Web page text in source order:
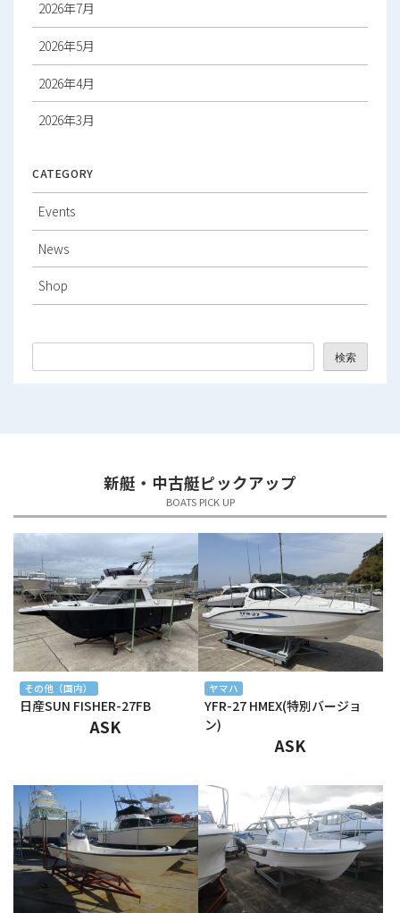
2026年7月
2026年5月
2026年4月
2026年3月
2026年1月
2025年12月
2025年11月
2025年10月
2025年9月
2025年4月
2025年3月
2025年2月
2025年1月
2024年12月
2024年11月
2024年9月
2024年8月
2024年7月
2024年6月
CATEGORY
Events
News
Shop
検索
新艇・中古艇ピックアップ
BOATS PICK UP
その他（国内）
日産SUN FISHER-27FB
ASK
ヤマハ
YFR-27 HMEX(特別バージョ
ン)
ASK